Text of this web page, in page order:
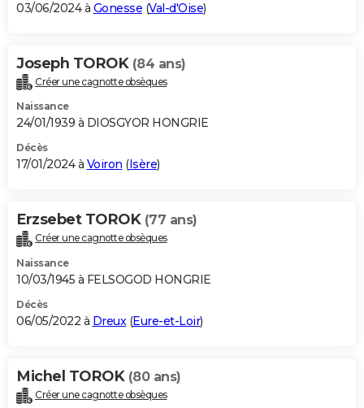
03/06/2024 à Gonesse (Val-d'Oise)
Joseph TOROK (84 ans)
Créer une cagnotte obsèques
Naissance
24/01/1939 à DIOSGYOR HONGRIE
Décès
17/01/2024 à Voiron (Isère)
Erzsebet TOROK (77 ans)
Créer une cagnotte obsèques
Naissance
10/03/1945 à FELSOGOD HONGRIE
Décès
06/05/2022 à Dreux(Eure-et-Loir)
Michel TOROK (80 ans)
Créer une cagnotte obsèques